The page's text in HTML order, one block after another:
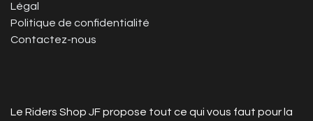
Légal
Politique de confidentialité
Contactez-nous
Le Riders Shop JF propose tout ce qui vous faut pour la